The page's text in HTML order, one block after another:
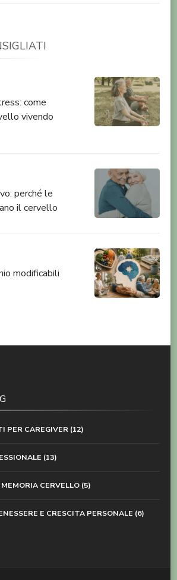
come
vivendo
perché le
il cervello
modificabili
PER CAREGIVER (12)
(13)
CERVELLO (5)
E CRESCITA PERSONALE (6)